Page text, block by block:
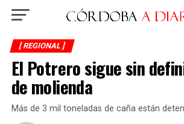
[ REGIONAL ]
El Potrero sigue sin
de molienda
Más de 3 mil toneladas de caña están